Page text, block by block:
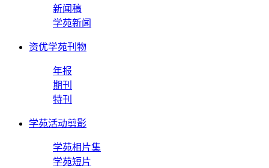
新闻稿
学苑新闻
资优学苑刊物
年报
期刊
特刊
学苑活动剪影
学苑相片集
学苑短片